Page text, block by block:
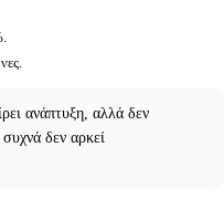
ανάπτυξη, αλλά δεν
δεν αρκεί